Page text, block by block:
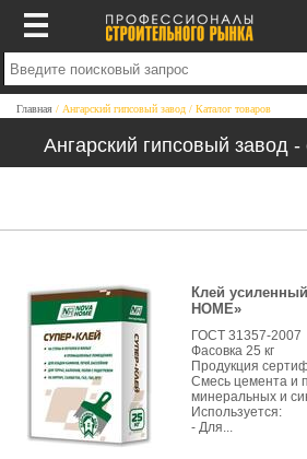
Главная Ангарский гипсовый завод Каталог товаров
Ангарский гипсовый завод -
Клей
HOME»
ГОСТ 31357-2007
Фасовка 25 кг
Продукция
Смесь цемента и
минеральных и
Используется:
- Для...